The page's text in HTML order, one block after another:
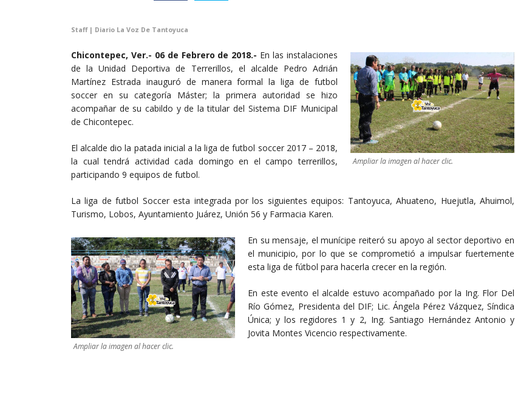
Staff | Diario La Voz De Tantoyuca
Ampliar la imagen al hacer clic.
Chicontepec, Ver.- 06 de Febrero de 2018.- En las instalaciones
de la Unidad Deportiva de Terrerillos, el alcalde Pedro Adrián
Martínez Estrada inauguró de manera formal la liga de futbol
soccer en su categoría Máster; la primera autoridad se hizo
acompañar de su cabildo y de la titular del Sistema DIF Municipal
de Chicontepec.
El alcalde dio la patada inicial a la liga de futbol soccer 2017 – 2018,
la cual tendrá actividad cada domingo en el campo terrerillos,
participando 9 equipos de futbol.
La liga de futbol Soccer esta integrada por los siguientes equipos: Tantoyuca, Ahuateno, Huejutla, Ahuimol,
Turismo, Lobos, Ayuntamiento Juárez, Unión 56 y Farmacia Karen.
Ampliar la imagen al hacer clic.
En su mensaje, el munícipe reiteró su apoyo al sector deportivo en
el municipio, por lo que se comprometió a impulsar fuertemente
esta liga de fútbol para hacerla crecer en la región.
En este evento el alcalde estuvo acompañado por la Ing. Flor Del
Río Gómez, Presidenta del DIF; Lic. Ángela Pérez Vázquez, Síndica
Única; y los regidores 1 y 2, Ing. Santiago Hernández Antonio y
Jovita Montes Vicencio respectivamente.